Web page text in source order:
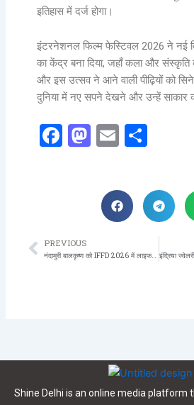
इतिहास में दर्ज होगा।
इंटरनेशनल फिल्म फेस्टिवल 2026 ने नई
का केंद्र बना दिया, जहाँ कला और संस्कृति
और इस उत्सव ने आने वाली पीढ़ियों को
दुनिया में नए सपने देखने और उन्हें साकार
Facebook
Mastodon
Email
Prev
PREVIOUS
नंदामुरी बालकृष्ण को IFFD 2026 में लाइफटाइम अचीवमेंट अवॉर्ड
Shine Delhi is an online media platform